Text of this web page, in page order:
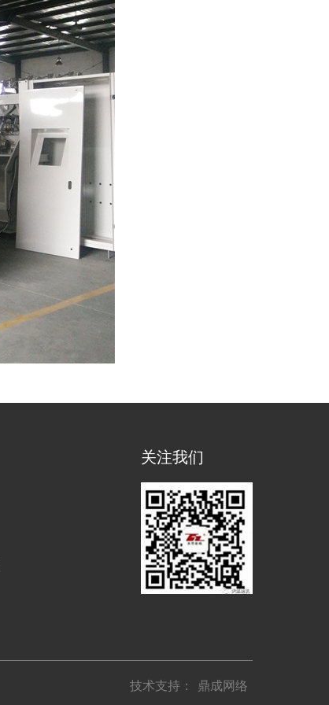
关注我们
技术支持： 鼎成网络